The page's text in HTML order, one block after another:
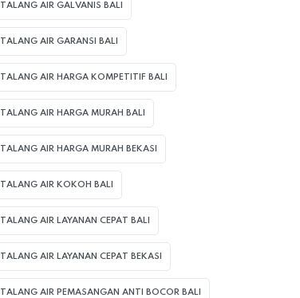
TALANG AIR GALVANIS BALI
TALANG AIR GARANSI BALI
TALANG AIR HARGA KOMPETITIF BALI
TALANG AIR HARGA MURAH BALI
TALANG AIR HARGA MURAH BEKASI
TALANG AIR KOKOH BALI
TALANG AIR LAYANAN CEPAT BALI
TALANG AIR LAYANAN CEPAT BEKASI
TALANG AIR PEMASANGAN ANTI BOCOR BALI